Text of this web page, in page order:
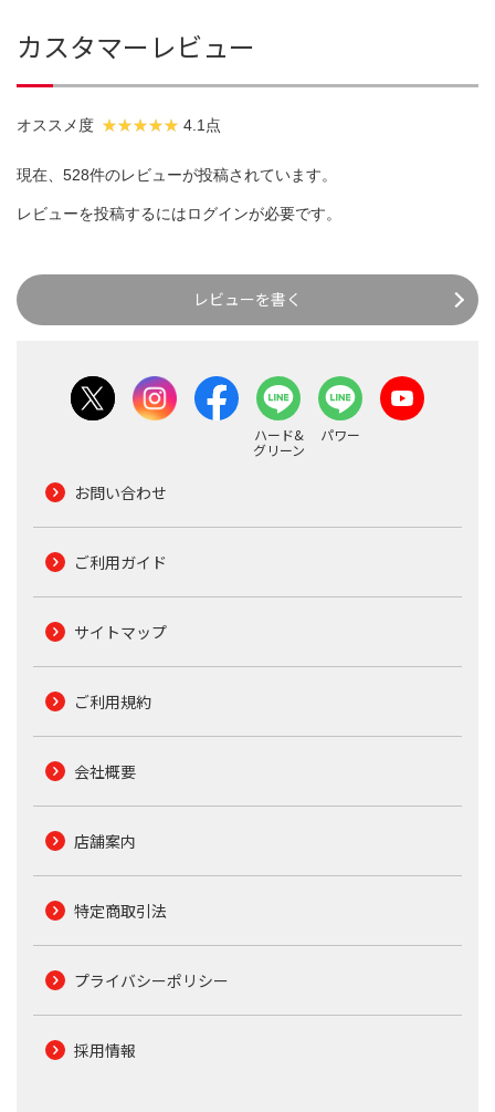
カスタマーレビュー
オススメ度 4.1点
現在、528件のレビューが投稿されています。
レビューを投稿するにはログインが必要です。
レビューを書く
ハード&
グリーン
パワー
お問い合わせ
ご利用ガイド
サイトマップ
ご利用規約
会社概要
店舗案内
特定商取引法
プライバシーポリシー
採用情報